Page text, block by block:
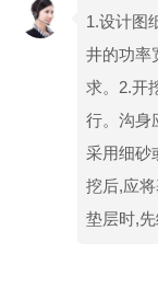
1.设计图
井的功率
求。2.开
行。沟身
采用细砂
挖后,应
垫层时,先